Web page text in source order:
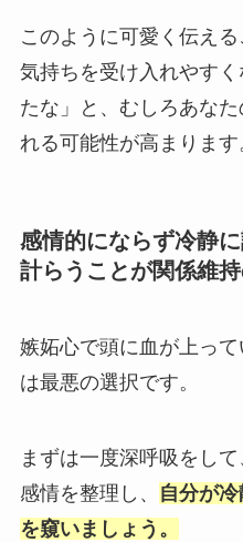
このように可愛く伝え
気持ちを受け入れやす
たな」と、むしろあな
れる可能性が高まります
感情的にならず冷静
計らうことが関係維
嫉妬心で頭に血が上っ
は最悪の選択です。
まずは一度深呼吸をし
感情を整理し、
自分が
を窺いましょう。